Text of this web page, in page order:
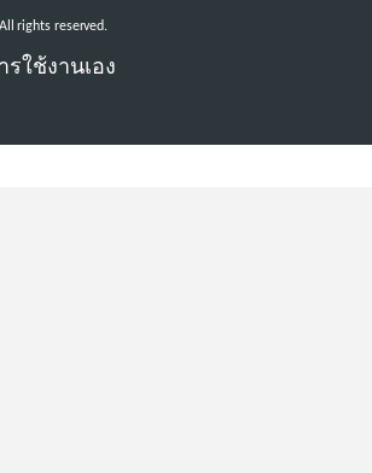
รใช้งานเอง
rights reserved.